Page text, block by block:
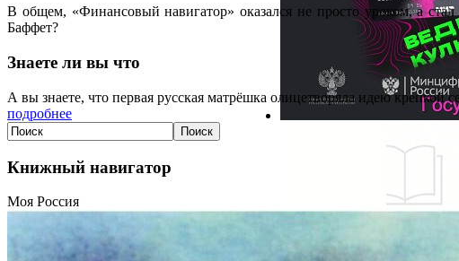
В общем, «Финансовый навигатор» оказался не просто уроком, а
Баффет?
Знаете ли вы что
А вы знаете, что первая русская матрёшка олицетворяла идею крепкой
подробнее
Книжный навигатор
Моя Россия